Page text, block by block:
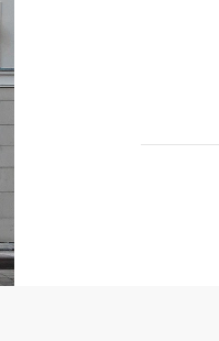
Province, or Zip